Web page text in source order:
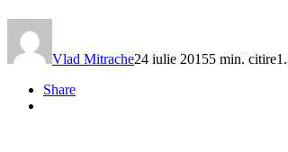
Vlad Mitrache24 iulie 20155 min. citire
Share